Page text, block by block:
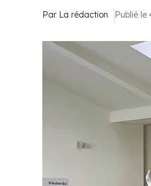
Par La rédaction Publié le